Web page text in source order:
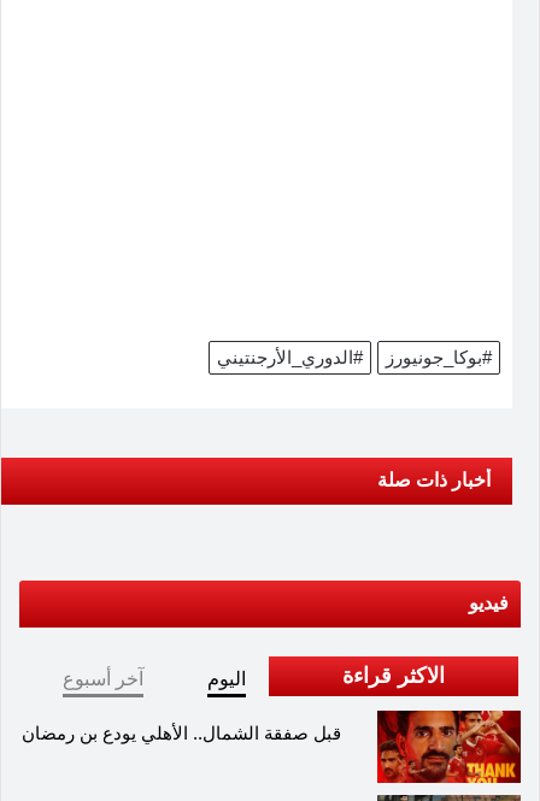
#الدوري_الأرجنتيني #بوكا_جونيورز
أخبار ذات صلة
فيديو
الاكثر قراءة اليوم آخر أسبوع
قبل صفقة الشمال.. الأهلي يودع بن رمضان